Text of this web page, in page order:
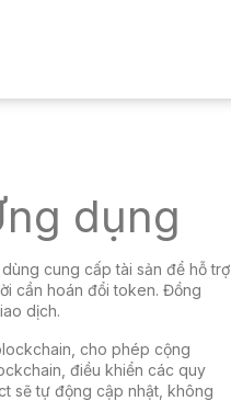
dụng
cung cấp tài sản để hỗ trợ
cần hoán đổi token. Đồng
dịch.
cho phép cộng
điều khiển các quy
sẽ tự động cập nhật, không